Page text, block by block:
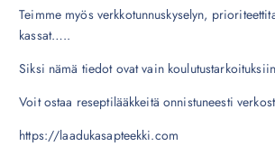
Teimme myös verkkotunnuskyselyn,
kassat…..
Siksi nämä tiedot ovat vain
Voit ostaa reseptilääkkeitä onnistuneesti
https://laadukasapteekki.com